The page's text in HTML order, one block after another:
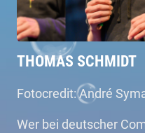
THOMAS SCHMIDT
Fotocredit: André
Wer bei deutscher